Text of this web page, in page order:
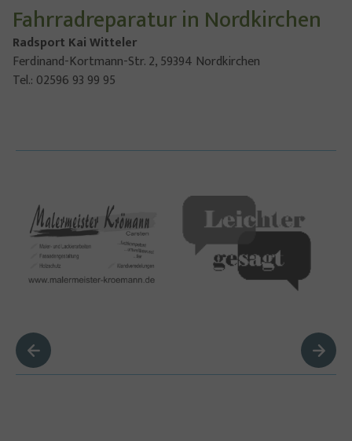
Fahrradreparatur in Nordkirchen
Radsport Kai Witteler
Ferdinand-Kortmann-Str. 2, 59394 Nordkirchen
Tel.: 02596 93 99 95